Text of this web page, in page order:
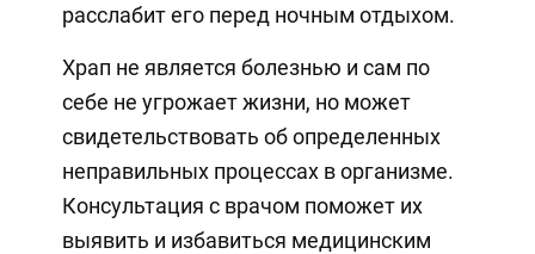
расслабит его перед ночным отдыхом.
Храп не является болезнью и сам по
себе не угрожает жизни, но может
свидетельствовать об определенных
неправильных процессах в организме.
Консультация с врачом поможет их
выявить и избавиться медицинским